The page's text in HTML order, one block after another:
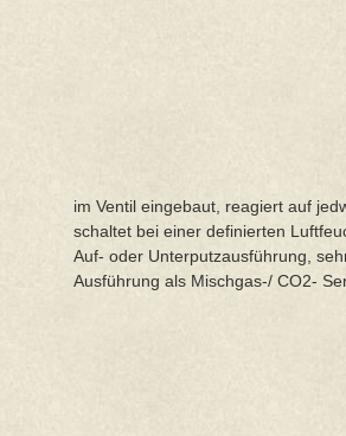
im Ventil eingebaut, reagiert auf
schaltet bei einer definierten
Auf- oder Unterputzausführung,
Ausführung als Mischgas-/ CO2-